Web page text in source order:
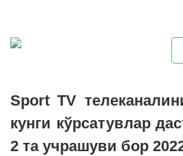
Sport TV
кунги кўрсатувлар
2 та учрашуви бор